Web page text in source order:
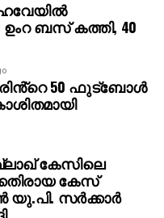
ഞാന്‍
ഭാര്യയുടെ ആഗ്രഹം
‘ എന്നതായിരുന്നു
മനുഷ്യന്റെ
ഇപ്പോള്‍ സോഷ്യല്‍
ഉംറ ബസ് കത്തി, 40
50 ഫുട്ബോൾ
കേസിലെ
കേസ്
യു.പി. സര്‍ക്കാര്‍